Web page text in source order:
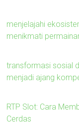
menjelajahi
menikmati
transformasi sosial
menjadi ajang
RTP Slot: Cara
Cerdas